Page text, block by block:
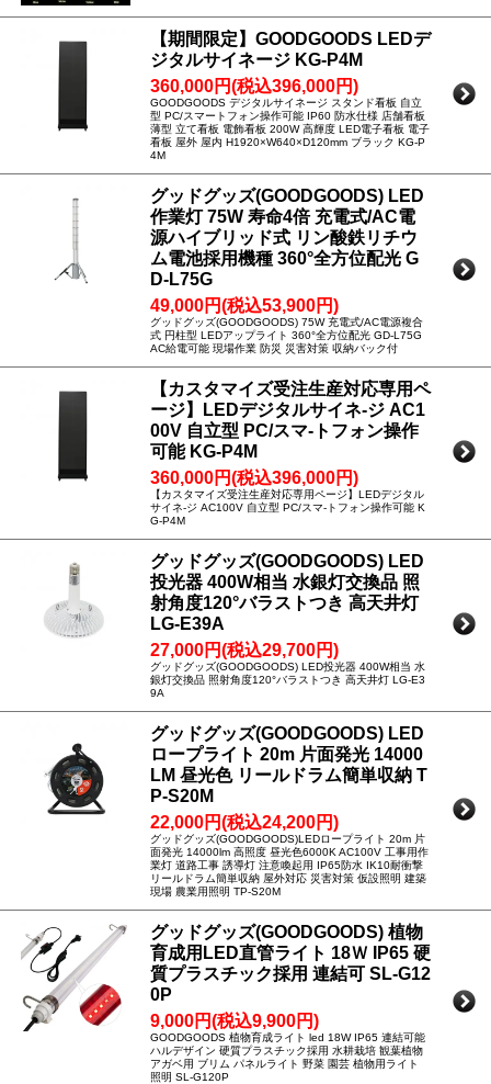
【期間限定】GOODGOODS LEDデ
ジタルサイネージ KG-P4M
360,000円(税込396,000円)
GOODGOODS デジタルサイネージ スタンド看板 自立
型 PC/スマートフォン操作可能 IP60 防水仕様 店舗看板
薄型 立て看板 電飾看板 200W 高輝度 LED電子看板 電子
看板 屋外 屋内 H1920×W640×D120mm ブラック KG-P
4M
グッドグッズ(GOODGOODS) LED
作業灯 75W 寿命4倍 充電式/AC電
源ハイブリッド式 リン酸鉄リチウ
ム電池採用機種 360°全方位配光 G
D-L75G
49,000円(税込53,900円)
グッドグッズ(GOODGOODS) 75W 充電式/AC電源複合
式 円柱型 LEDアップライト 360°全方位配光 GD-L75G
AC給電可能 現場作業 防災 災害対策 収納バック付
【カスタマイズ受注生産対応専用ペ
ージ】LEDデジタルサイネ-ジ AC1
00V 自立型 PC/スマ-トフォン操作
可能 KG-P4M
360,000円(税込396,000円)
【カスタマイズ受注生産対応専用ページ】LEDデジタル
サイネ-ジ AC100V 自立型 PC/スマ-トフォン操作可能 K
G-P4M
グッドグッズ(GOODGOODS) LED
投光器 400W相当 水銀灯交換品 照
射角度120°バラストつき 高天井灯
LG-E39A
27,000円(税込29,700円)
グッドグッズ(GOODGOODS) LED投光器 400W相当 水
銀灯交換品 照射角度120°バラストつき 高天井灯 LG-E3
9A
グッドグッズ(GOODGOODS) LED
ロープライト 20m 片面発光 14000
LM 昼光色 リールドラム簡単収納 T
P-S20M
22,000円(税込24,200円)
グッドグッズ(GOODGOODS)LEDロープライト 20m 片
面発光 14000lm 高照度 昼光色6000K AC100V 工事用作
業灯 道路工事 誘導灯 注意喚起用 IP65防水 IK10耐衝撃
リールドラム簡単収納 屋外対応 災害対策 仮設照明 建築
現場 農業用照明 TP-S20M
グッドグッズ(GOODGOODS) 植物
育成用LED直管ライト 18Ｗ IP65 硬
質プラスチック採用 連結可 SL-G12
0P
9,000円(税込9,900円)
GOODGOODS 植物育成ライト led 18W IP65 連結可能
ハルデザイン 硬質プラスチック採用 水耕栽培 観葉植物
アガベ用 ブリム パネルライト 野菜 園芸 植物用ライト
照明 SL-G120P